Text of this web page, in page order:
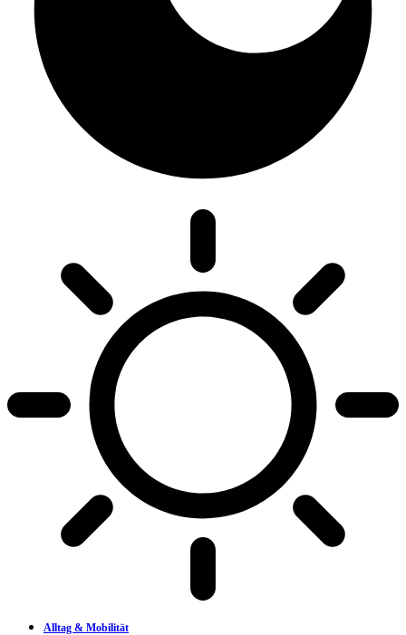
Alltag & Mobilität